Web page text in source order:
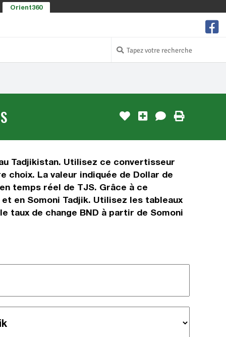
Orient360
Tadjikistan. Utilisez ce convertisseur
choix. La valeur indiquée de Dollar de
temps réel de TJS. Grâce à ce
en Somoni Tadjik. Utilisez les tableaux
taux de change BND à partir de Somoni